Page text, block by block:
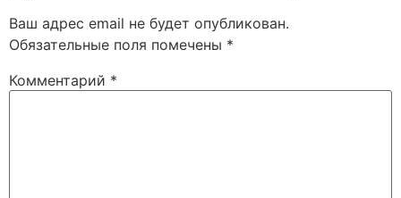
Ваш адрес email не будет опубликован.
Обязательные поля помечены *
Комментарий *